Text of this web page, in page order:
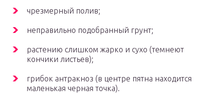
чрезмерный полив;
неправильно подобранный грунт;
растению слишком жарко и сухо (темнеют
кончики листьев);
грибок антракноз (в центре пятна находится
маленькая черная точка).